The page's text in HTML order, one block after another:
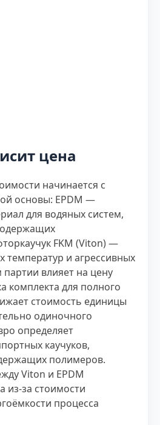
цена
начинается с
основы: EPDM —
для водяных систем,
FKM (Viton) —
температур и агрессивных
влияет на цену
комплекта для полного
стоимость единицы
одиночного
определяет
каучуков,
полимеров.
Viton и EPDM
из-за стоимости
процесса